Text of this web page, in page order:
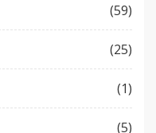
(59)
(25)
(1)
(5)